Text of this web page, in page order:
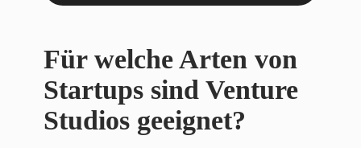
Für welche Arten von
Startups sind Venture
Studios geeignet?